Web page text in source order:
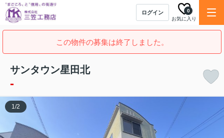
ログイン
お気に入り
0
この物件の募集は終了しました。
サンタウン星田北
-
1/2